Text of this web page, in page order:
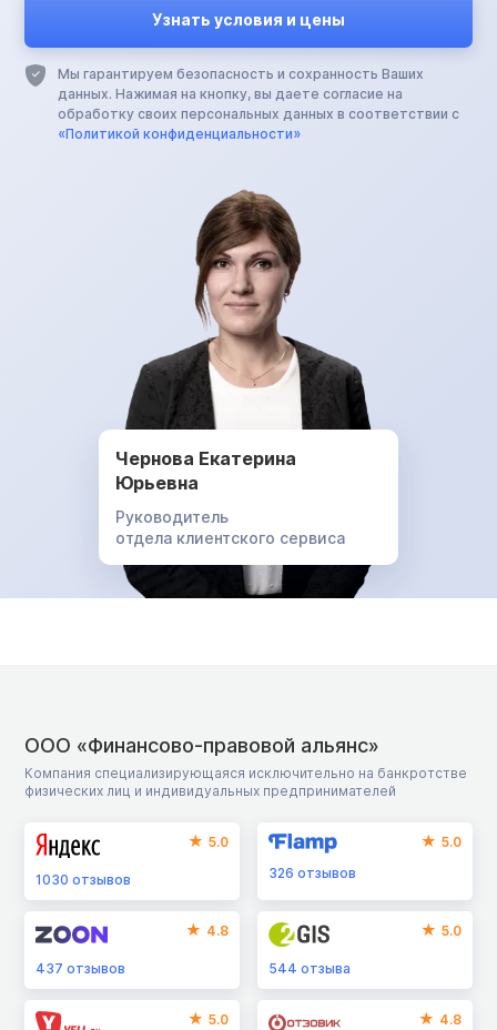
Мы гарантируем безопасность и сохранность Ваших
данных. Нажимая на кнопку, вы даете согласие на
обработку своих персональных данных в соответствии с
«Политикой конфиденциальности»
Чернова Екатерина
Юрьевна
Руководитель
отдела клиентского сервиса
ООО «Финансово-правовой альянс»
Компания специализирующаяся исключительно на банкротстве
физических лиц и индивидуальных предпринимателей
5.0
1030 отзывов
5.0
326отзывов
4.8
437 отзывов
5.0
544отзыва
5.0 4.8